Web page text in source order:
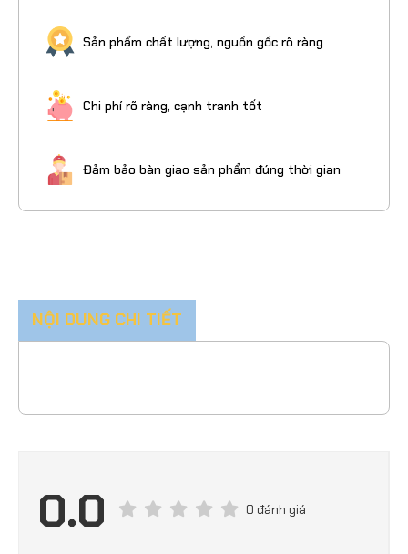
Sản phẩm chất lượng, nguồn gốc rõ ràng
Chi phí rõ ràng, cạnh tranh tốt
Đảm bảo bàn giao sản phẩm đúng thời gian
NỘI DUNG CHI TIẾT
0.0 0 đánh giá